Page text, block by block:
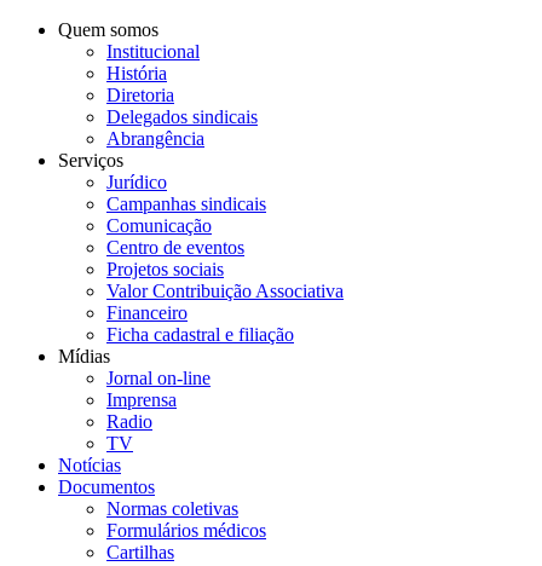
Quem somos
Institucional
História
Diretoria
Delegados sindicais
Abrangência
Serviços
Jurídico
Campanhas sindicais
Comunicação
Centro de eventos
Projetos sociais
Valor Contribuição Associativa
Financeiro
Ficha cadastral e filiação
Mídias
Jornal on-line
Imprensa
Radio
TV
Notícias
Documentos
Normas coletivas
Formulários médicos
Cartilhas